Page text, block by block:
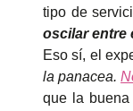
tipo de
oscilar entre
Eso sí, el
la panacea.
que la